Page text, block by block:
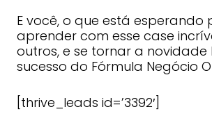
E você, o que está esperando
aprender com esse case
outros, e se tornar a novidade
sucesso do Fórmula Negócio
[thrive_leads id=’3392′]